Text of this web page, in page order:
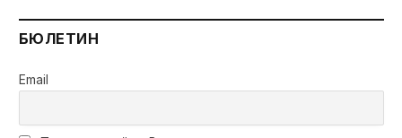
БЮЛЕТИН
Email